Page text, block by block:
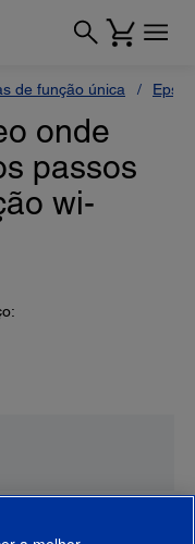
de função única
onde
passos
wi-